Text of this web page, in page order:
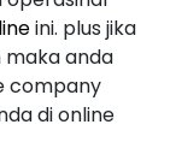
ini. plus jika
maka anda
company
di online